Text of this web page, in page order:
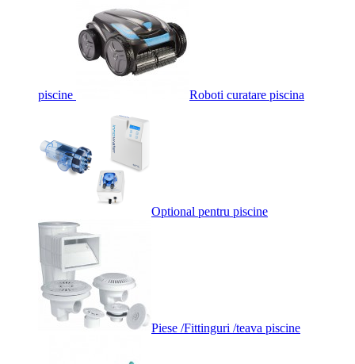
piscine Roboti curatare piscina
Optional pentru piscine
Piese /Fittinguri /teava piscine